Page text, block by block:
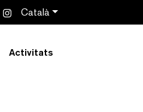
Català
Activitats